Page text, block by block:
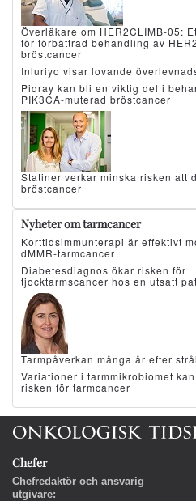
Överläkare om HER2CLIMB-05:
för förbättrad behandling av
bröstcancer
Inluriyo visar lovande
Piqray kan bli en viktig del i
PIK3CA-muterad bröstcancer
Statiner verkar minska risken att
bröstcancer
Nyheter om tarmcancer
Korttidsimmunterapi är effektivt
dMMR-tarmcancer
Diabetesdiagnos ökar risken för
tjocktarmscancer hos en utsatt
Tarmpåverkan många år efter
Variationer i tarmmikrobiomet
risken för tarmcancer
Chefer
Chefredaktör och ansvarig
utgivare: